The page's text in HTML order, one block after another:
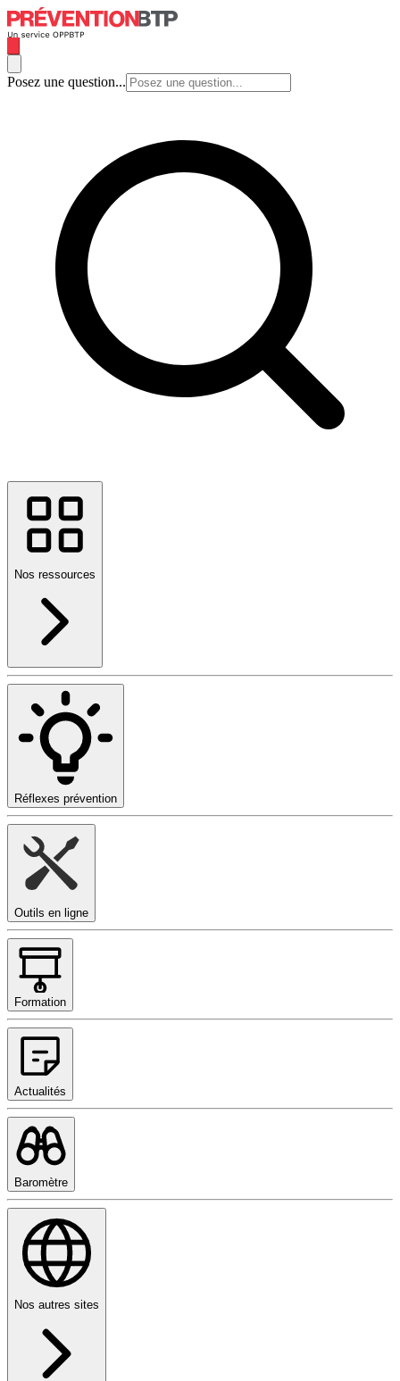
Posez une question...
Nos ressources
Réflexes prévention
Outils en ligne
Formation
Actualités
Baromètre
Nos autres sites